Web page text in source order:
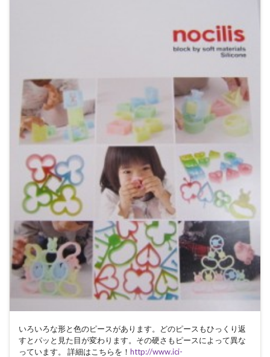
いろいろな形と色のピースがあります。どのピースもひっくり返
すとパッと見た目が変わります。その硬さもピースによって異な
っています。 詳細はこちらを！ http://www.ici-